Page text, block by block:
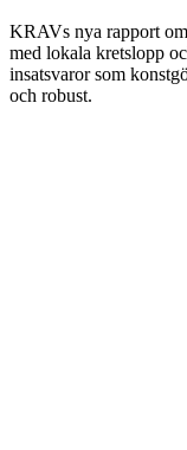
KRAVs nya rapport
med lokala kretslopp
insatsvaror som
och robust.